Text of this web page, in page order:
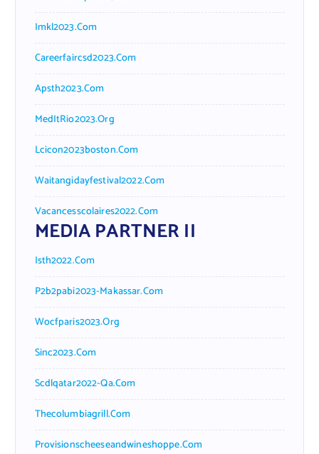
Imkl2023.com
Careerfaircsd2023.com
Apsth2023.com
MedItRio2023.org
Lcicon2023boston.com
Waitangidayfestival2022.com
Vacancesscolaires2022.com
MEDIA PARTNER II
Isth2022.com
P2b2pabi2023-Makassar.com
Wocfparis2023.org
Sinc2023.com
Scdlqatar2022-Qa.com
Thecolumbiagrill.com
Provisionscheeseandwineshoppe.com